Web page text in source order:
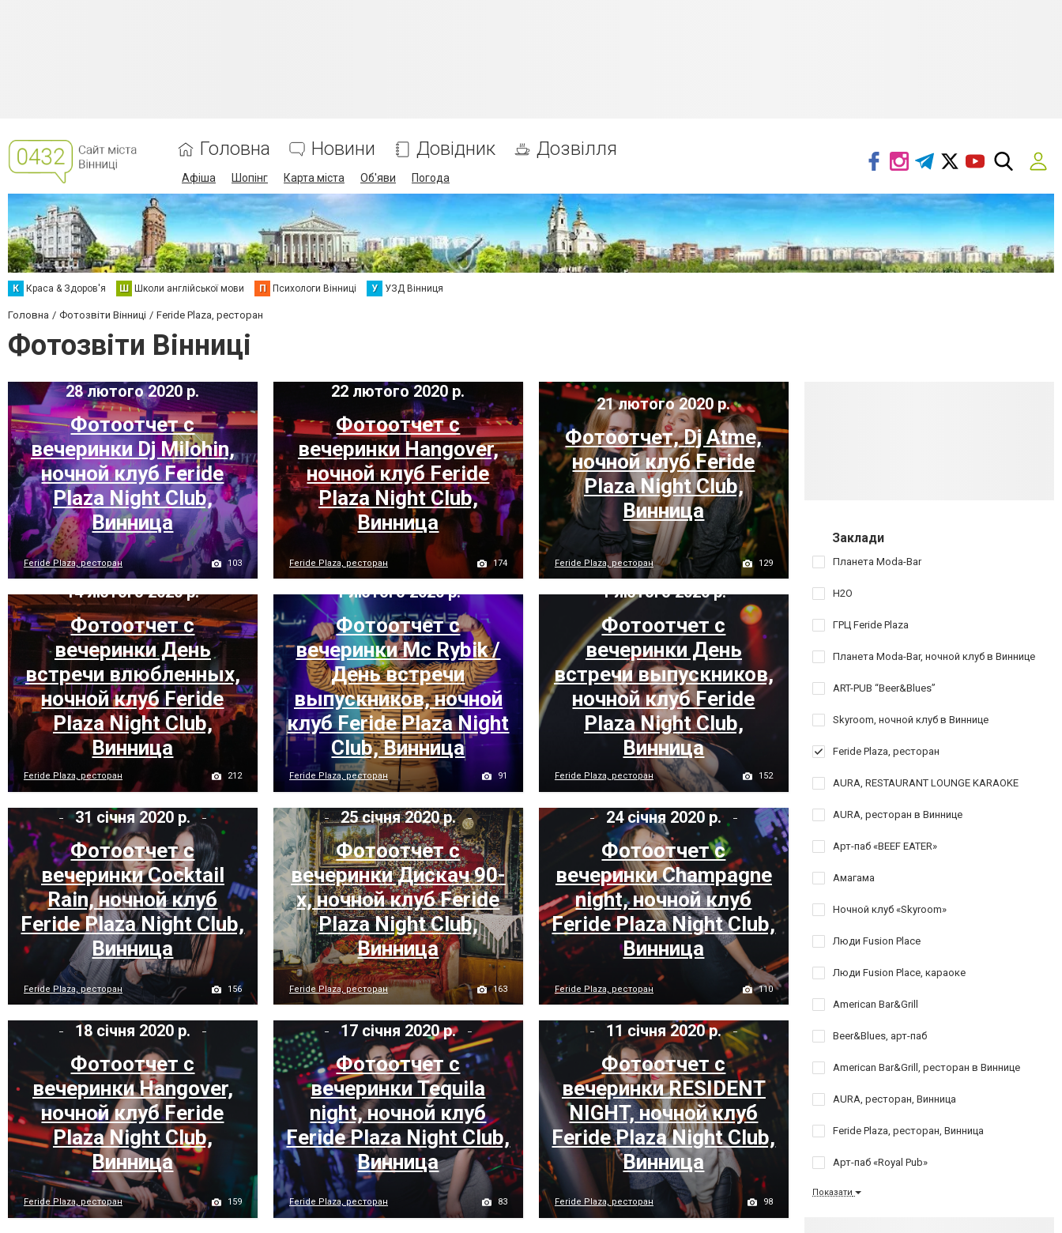
Головна Новини Довідник Дозвілля
Афіша Шопінг Карта міста Об'яви Погода
К Краса & Здоров'я Ш Школи англійської мови П Психологи Вінниці У УЗД Вінниця
Головна Фотозвіти Вінниці Feride Plaza, ресторан
Фотозвіти Вінниці
28 лютого 2020 р.
Фотоотчет с
вечеринки Dj Milohin,
ночной клуб Feride
Plaza Night Club,
Винница
Feride Plaza, ресторан 103
22 лютого 2020 р.
Фотоотчет с
вечеринки Hangover,
ночной клуб Feride
Plaza Night Club,
Винница
Feride Plaza, ресторан 174
21 лютого 2020 р.
Фотоотчет, Dj Atme,
ночной клуб Feride
Plaza Night Club,
Винница
Feride Plaza, ресторан 129
14 лютого 2020 р.
Фотоотчет с
вечеринки День
встречи влюбленных,
ночной клуб Feride
Plaza Night Club,
Винница
Feride Plaza, ресторан 212
1 лютого 2020 р.
Фотоотчет с
вечеринки Mc Rybik /
День встречи
выпускников, ночной
клуб Feride Plaza Night
Club, Винница
Feride Plaza, ресторан 91
1 лютого 2020 р.
Фотоотчет с
вечеринки День
встречи выпускников,
ночной клуб Feride
Plaza Night Club,
Винница
Feride Plaza, ресторан 152
31 січня 2020 р.
Фотоотчет с
вечеринки Cocktail
Rain, ночной клуб
Feride Plaza Night Club,
Винница
Feride Plaza, ресторан 156
25 січня 2020 р.
Фотоотчет с
вечеринки Дискач 90-
х, ночной клуб Feride
Plaza Night Club,
Винница
Feride Plaza, ресторан 163
24 січня 2020 р.
Фотоотчет с
вечеринки Champagne
night, ночной клуб
Feride Plaza Night Club,
Винница
Feride Plaza, ресторан 110
18 січня 2020 р.
Фотоотчет с
вечеринки Hangover,
ночной клуб Feride
Plaza Night Club,
Винница
Feride Plaza, ресторан 159
17 січня 2020 р.
Фотоотчет с
вечеринки Tequila
night, ночной клуб
Feride Plaza Night Club,
Винница
Feride Plaza, ресторан 83
11 січня 2020 р.
Фотоотчет с
вечеринки RESIDENT
NIGHT, ночной клуб
Feride Plaza Night Club,
Винница
Feride Plaza, ресторан 98
Заклади
Планета Moda-Bar
H2O
ГРЦ Feride Plaza
Планета Moda-Bar, ночной клуб в Виннице
ART-PUB “Beer&Blues”
Skyroom, ночной клуб в Виннице
Feride Plaza, ресторан
AURA, RESTAURANT LOUNGE KARAOKE
AURA, ресторан в Виннице
Арт-паб «BEEF EATER»
Амагама
Ночной клуб «Skyroom»
Люди Fusion Place
Люди Fusion Place, караоке
American Bar&Grill
Beer&Blues, арт-паб
American Bar&Grill, ресторан в Виннице
AURA, ресторан, Винница
Feride Plaza, ресторан, Винница
Арт-паб «Royal Pub»
Показати